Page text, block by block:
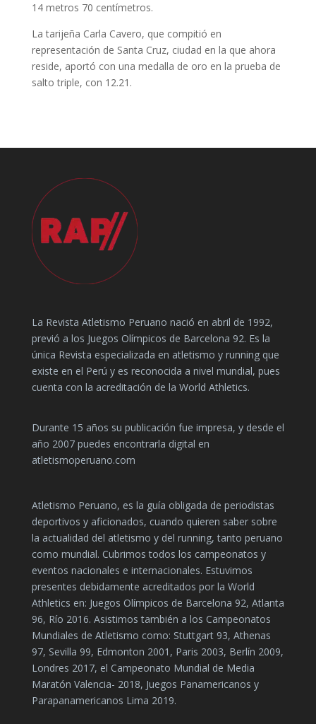
14 metros 70 centímetros.
La tarijeña Carla Cavero, que compitió en
representación de Santa Cruz, ciudad en la que ahora
reside, aportó con una medalla de oro en la prueba de
salto triple, con 12.21.
La Revista Atletismo Peruano nació en abril de 1992,
previó a los Juegos Olímpicos de Barcelona 92. Es la
única Revista especializada en atletismo y running que
existe en el Perú y es reconocida a nivel mundial, pues
cuenta con la acreditación de la World Athletics.
Durante 15 años su publicación fue impresa, y desde el
año 2007 puedes encontrarla digital en
atletismoperuano.com
Atletismo Peruano, es la guía obligada de periodistas
deportivos y aficionados, cuando quieren saber sobre
la actualidad del atletismo y del running, tanto peruano
como mundial. Cubrimos todos los campeonatos y
eventos nacionales e internacionales. Estuvimos
presentes debidamente acreditados por la World
Athletics en: Juegos Olímpicos de Barcelona 92, Atlanta
96, Río 2016. Asistimos también a los Campeonatos
Mundiales de Atletismo como: Stuttgart 93, Athenas
97, Sevilla 99, Edmonton 2001, Paris 2003, Berlín 2009,
Londres 2017, el Campeonato Mundial de Media
Maratón Valencia- 2018, Juegos Panamericanos y
Parapanamericanos Lima 2019.